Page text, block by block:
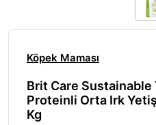
Köpek Maması
Brit Care Sustainable
Proteinli Orta Irk
Kg